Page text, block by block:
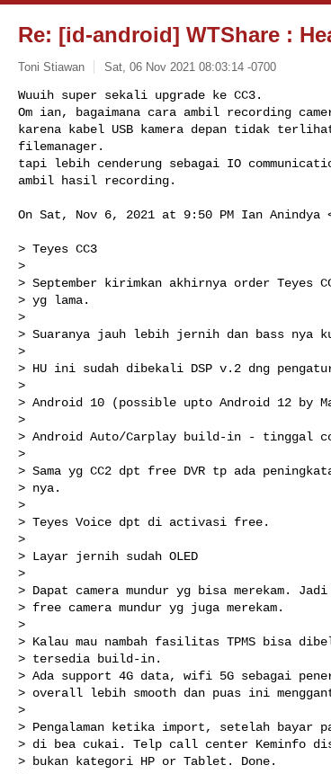
Re: [id-android] WTShare :
Toni Stiawan Sat, 06 Nov 2021 08:03:14 -0700
Wuuih super sekali upgrade ke CC3.
Om ian, bagaimana cara ambil recording
karena kabel USB kamera depan tidak
filemanager.
tapi lebih cenderung sebagai IO
ambil hasil recording.
On Sat, Nov 6, 2021 at 9:50 PM Ian Anindya
> Teyes CC3
>
> September kirimkan akhirnya order Teyes
> yg lama.
>
> Suaranya jauh lebih jernih dan bass nya
>
> HU ini sudah dibekali DSP v.2 dng
>
> Android 10 (possible upto Android 12 by
>
> Android Auto/Carplay build-in - tinggal
>
> Sama yg CC2 dpt free DVR tp ada
> nya.
>
> Teyes Voice dpt di activasi free.
>
> Layar jernih sudah OLED
>
> Dapat camera mundur yg bisa merekam.
> free camera mundur yg juga merekam.
>
> Kalau mau nambah fasilitas TPMS bisa
> tersedia build-in.
> Ada support 4G data, wifi 5G sebagai
> overall lebih smooth dan puas ini
>
> Pengalaman ketika import, setelah bayar
> di bea cukai. Telp call center Keminfo
> bukan kategori HP or Tablet. Done.